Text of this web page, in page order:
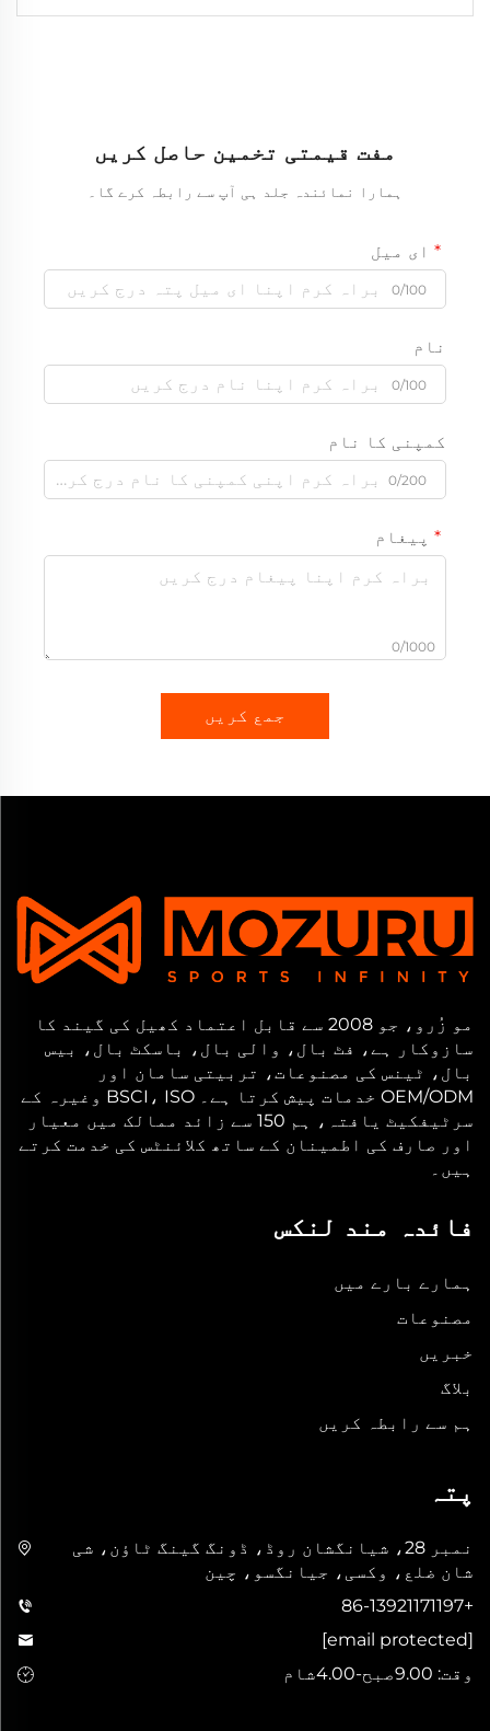
مفت قیمتی تخمین حاصل کریں
ہمارا نمائندہ جلد ہی آپ سے رابطہ کرے گا۔
ای میل
0/100
نام
0/100
کمپنی کا نام
0/200
پیغام
0/1000
جمع کریں
مو زُرو، جو 2008 سے قابل اعتماد کھیل کی گیند کا
سازوکار ہے، فٹ بال، والی بال، باسکٹ بال، بیس
بال، ٹینس کی مصنوعات، تربیتی سامان اور
OEM/ODM خدمات پیش کرتا ہے۔ BSCI، ISO وغیرہ کے
سرٹیفکیٹ یافتہ، ہم 150 سے زائد ممالک میں معیار
اور صارف کی اطمینان کے ساتھ کلائنٹس کی خدمت کرتے
ہیں۔
فائدہ مند لنکس
ہمارے بارے میں
مصنوعات
خبریں
بلاگ
ہم سے رابطہ کریں
پتہ
نمبر 28، شیانگشان روڈ، ڈونگ گینگ ٹاؤن، شی
شان ضلع، وکسی، جیانگسو، چین
+86-13921171197
[email protected]
وقت: 9.00صبح-4.00شام